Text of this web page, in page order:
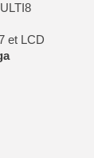
et LCD